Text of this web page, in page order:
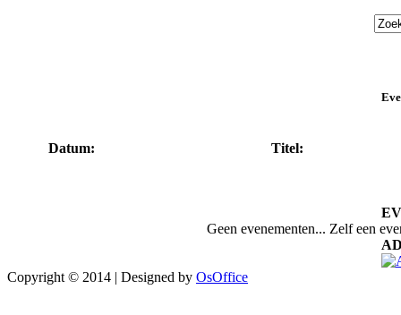
Datum: Titel:
Geen evenementen... Zelf een
Copyright © 2014 | Designed by OsOffice